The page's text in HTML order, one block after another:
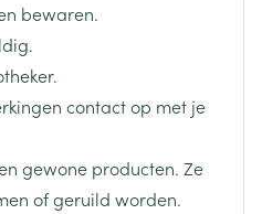
bewaren.
contact op met je
gewone producten. Ze
of geruild worden.